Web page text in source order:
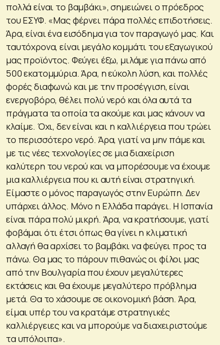
πολλά είναι το βαμβάκι», σημειώνει ο πρόεδρος
του ΕΣΥΦ. «Μας φέρνει πάρα πολλές επιδοτήσεις.
Άρα, είναι ένα εισόδημα για τον παραγωγό μας. Και
ταυτόχρονα, είναι μεγάλο κομμάτι του εξαγωγικού
μας προϊόντος. Φεύγει έξω, μιλάμε για πάνω από
500 εκατομμύρια. Άρα, η εύκολη λύση, και πολλές
φορές διαφωνώ και με την προσέγγιση, είναι
ενεργοβόρο, θέλει πολύ νερό και όλα αυτά τα
πράγματα τα οποία τα ακούμε και μας κάνουν να
κλαίμε. Όχι, δεν είναι και η καλλιέργεια που τρώει
το περισσότερο νερό. Άρα, γιατί να μην πάμε και
με τις νέες τεχνολογίες σε μια διαχείριση
καλύτερη του νερού και να μπορέσουμε να έχουμε
μια καλλιέργεια που κι αυτή είναι στρατηγική.
Είμαστε ο μόνος παραγωγός στην Ευρώπη. Δεν
υπάρχει άλλος. Μόνο η Ελλάδα παράγει. Η Ισπανία
είναι πάρα πολύ μικρή. Άρα, να κρατήσουμε, γιατί
φοβάμαι ότι έτσι όπως θα γίνει η κλιματική
αλλαγή θα αρχίσει το βαμβάκι να φεύγει προς τα
πάνω. Θα μας το πάρουν πιθανώς οι φίλοι μας
από την Βουλγαρία που έχουν μεγαλύτερες
εκτάσεις και θα έχουμε μεγαλύτερο πρόβλημα
μετά. Θα το χάσουμε σε οικονομική βάση. Άρα,
είμαι υπέρ του να κρατάμε στρατηγικές
καλλιέργειες και να μπορούμε να διαχειριστούμε
τα υπόλοιπα».